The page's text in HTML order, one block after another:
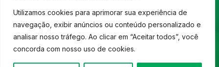
Utilizamos cookies para aprimorar sua experiência de
navegação, exibir anúncios ou conteúdo personalizado e
analisar nosso tráfego. Ao clicar em “Aceitar todos”, você
concorda com nosso uso de cookies.
LOCALIZAÇÃO